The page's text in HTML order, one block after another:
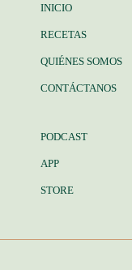
INICIO
RECETAS
QUIÉNES SOMOS
CONTÁCTANOS
PODCAST
APP
STORE